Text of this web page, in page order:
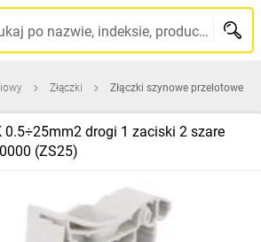
Szukaj po nazwie, indeksie, producencie, kodzie kreskowym...
Złączki Złączki szynowe przelotowe
0.5÷25mm2 drogi 1 zaciski 2 szare
(ZS25)